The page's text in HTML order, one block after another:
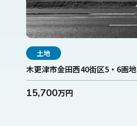
土地
木更津市金田西40街区5・6画地
15,700万円